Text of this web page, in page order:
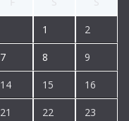
1 2
7 8 9
14 15 16
21 22 23